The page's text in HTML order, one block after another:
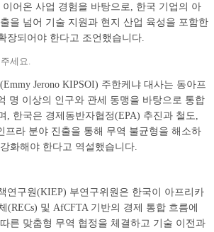
이어온 사업 경험을 바탕으로, 한국 기업의 아
을 넘어 기술 지원과 현지 산업 육성을 포함한
장되어야 한다고 조언했습니다.
Jerono KIPSOI) 주한케냐 대사는 동아프
명 이상의 인구와 관세 동맹을 바탕으로 통합
, 한국은 경제동반자협정(EPA) 추진과 철도,
프라 분야 진출을 통해 무역 불균형을 해소하
화해야 한다고 역설했습니다.
연구원(KIEP) 부연구위원은 한국이 아프리카
(RECs) 및 AfCFTA 기반의 경제 통합 흐름에
른 맞춤형 무역 협정을 체결하고 기술 이전과